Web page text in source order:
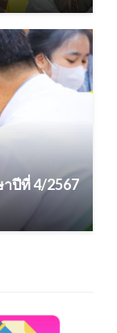
ปีที่ 4/2567